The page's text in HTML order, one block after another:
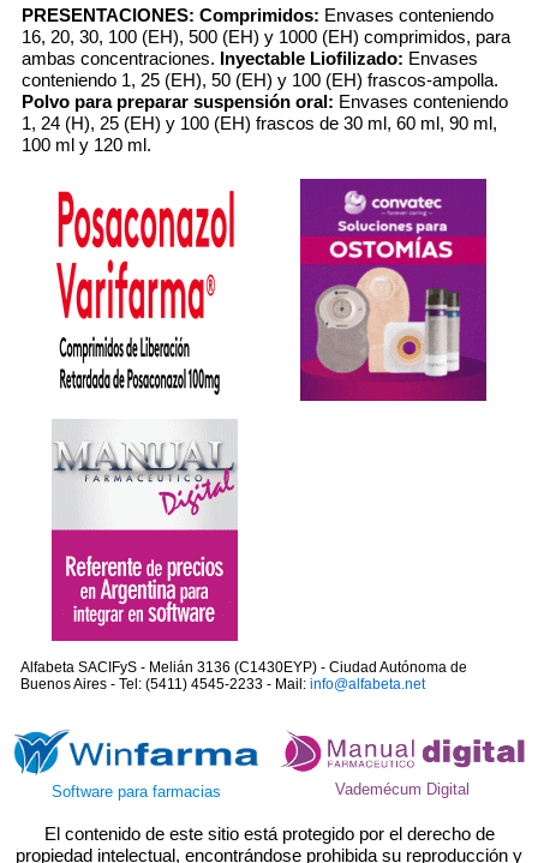
PRESENTACIONES: Comprimidos: Envases conteniendo
16, 20, 30, 100 (EH), 500 (EH) y 1000 (EH) comprimidos, para
ambas concentraciones. Inyectable Liofilizado: Envases
conteniendo 1, 25 (EH), 50 (EH) y 100 (EH) frascos-ampolla.
Polvo para preparar suspensión oral: Envases conteniendo
1, 24 (H), 25 (EH) y 100 (EH) frascos de 30 ml, 60 ml, 90 ml,
100 ml y 120 ml.
Alfabeta SACIFyS - Melián 3136 (C1430EYP) - Ciudad Autónoma de
Buenos Aires - Tel: (5411) 4545-2233 - Mail: info@alfabeta.net
Software para farmacias Vademécum Digital
El contenido de este sitio está protegido por el derecho de
propiedad intelectual, encontrándose prohibida su reproducción y